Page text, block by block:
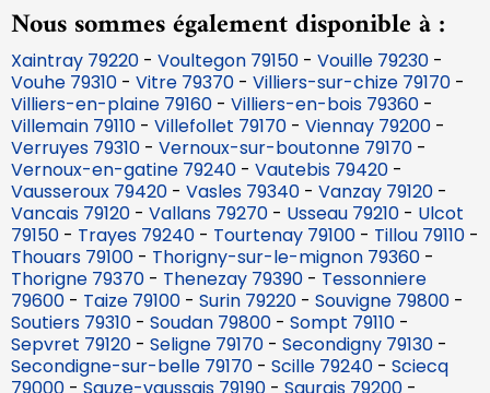
Nous sommes également disponible à :
Xaintray 79220 - Voultegon 79150 - Vouille 79230 -
Vouhe 79310 - Vitre 79370 - Villiers-sur-chize 79170 -
Villiers-en-plaine 79160 - Villiers-en-bois 79360 -
Villemain 79110 - Villefollet 79170 - Viennay 79200 -
Verruyes 79310 - Vernoux-sur-boutonne 79170 -
Vernoux-en-gatine 79240 - Vautebis 79420 -
Vausseroux 79420 - Vasles 79340 - Vanzay 79120 -
Vancais 79120 - Vallans 79270 - Usseau 79210 - Ulcot
79150 - Trayes 79240 - Tourtenay 79100 - Tillou 79110 -
Thouars 79100 - Thorigny-sur-le-mignon 79360 -
Thorigne 79370 - Thenezay 79390 - Tessonniere
79600 - Taize 79100 - Surin 79220 - Souvigne 79800 -
Soutiers 79310 - Soudan 79800 - Sompt 79110 -
Sepvret 79120 - Seligne 79170 - Secondigny 79130 -
Secondigne-sur-belle 79170 - Scille 79240 - Sciecq
79000 - Sauze-vaussais 79190 - Saurais 79200 -